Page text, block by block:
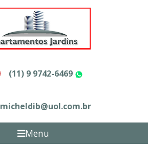
(11) 9 9742-6469
micheldib@uol.com.br
Menu